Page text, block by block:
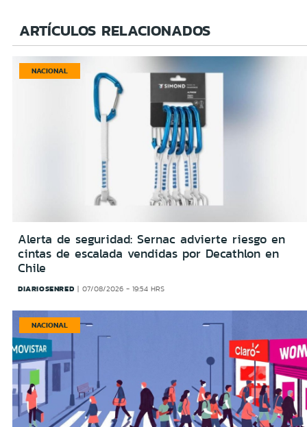
ARTÍCULOS RELACIONADOS
NACIONAL
Alerta de seguridad: Sernac advierte riesgo en
cintas de escalada vendidas por Decathlon en
Chile
DIARIOSENRED 07/08/2026 - 19:54 HRS
NACIONAL